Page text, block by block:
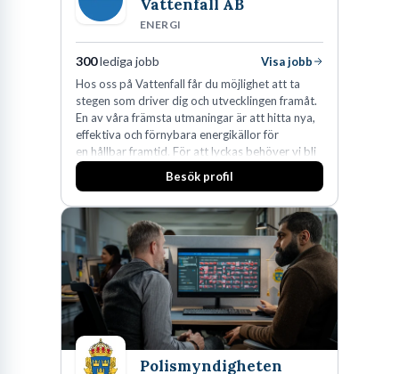
Vattenfall AB
ENERGI
300lediga jobb
Visa jobb
Hos oss på Vattenfall får du möjlighet att ta
stegen som driver dig och utvecklingen framåt.
En av våra främsta utmaningar är att hitta nya,
effektiva och förnybara energikällor för
en hållbar framtid. För att lyckas behöver vi bli
fler medarbetare som vill göra skillnad.
Besök profil
Polismyndigheten